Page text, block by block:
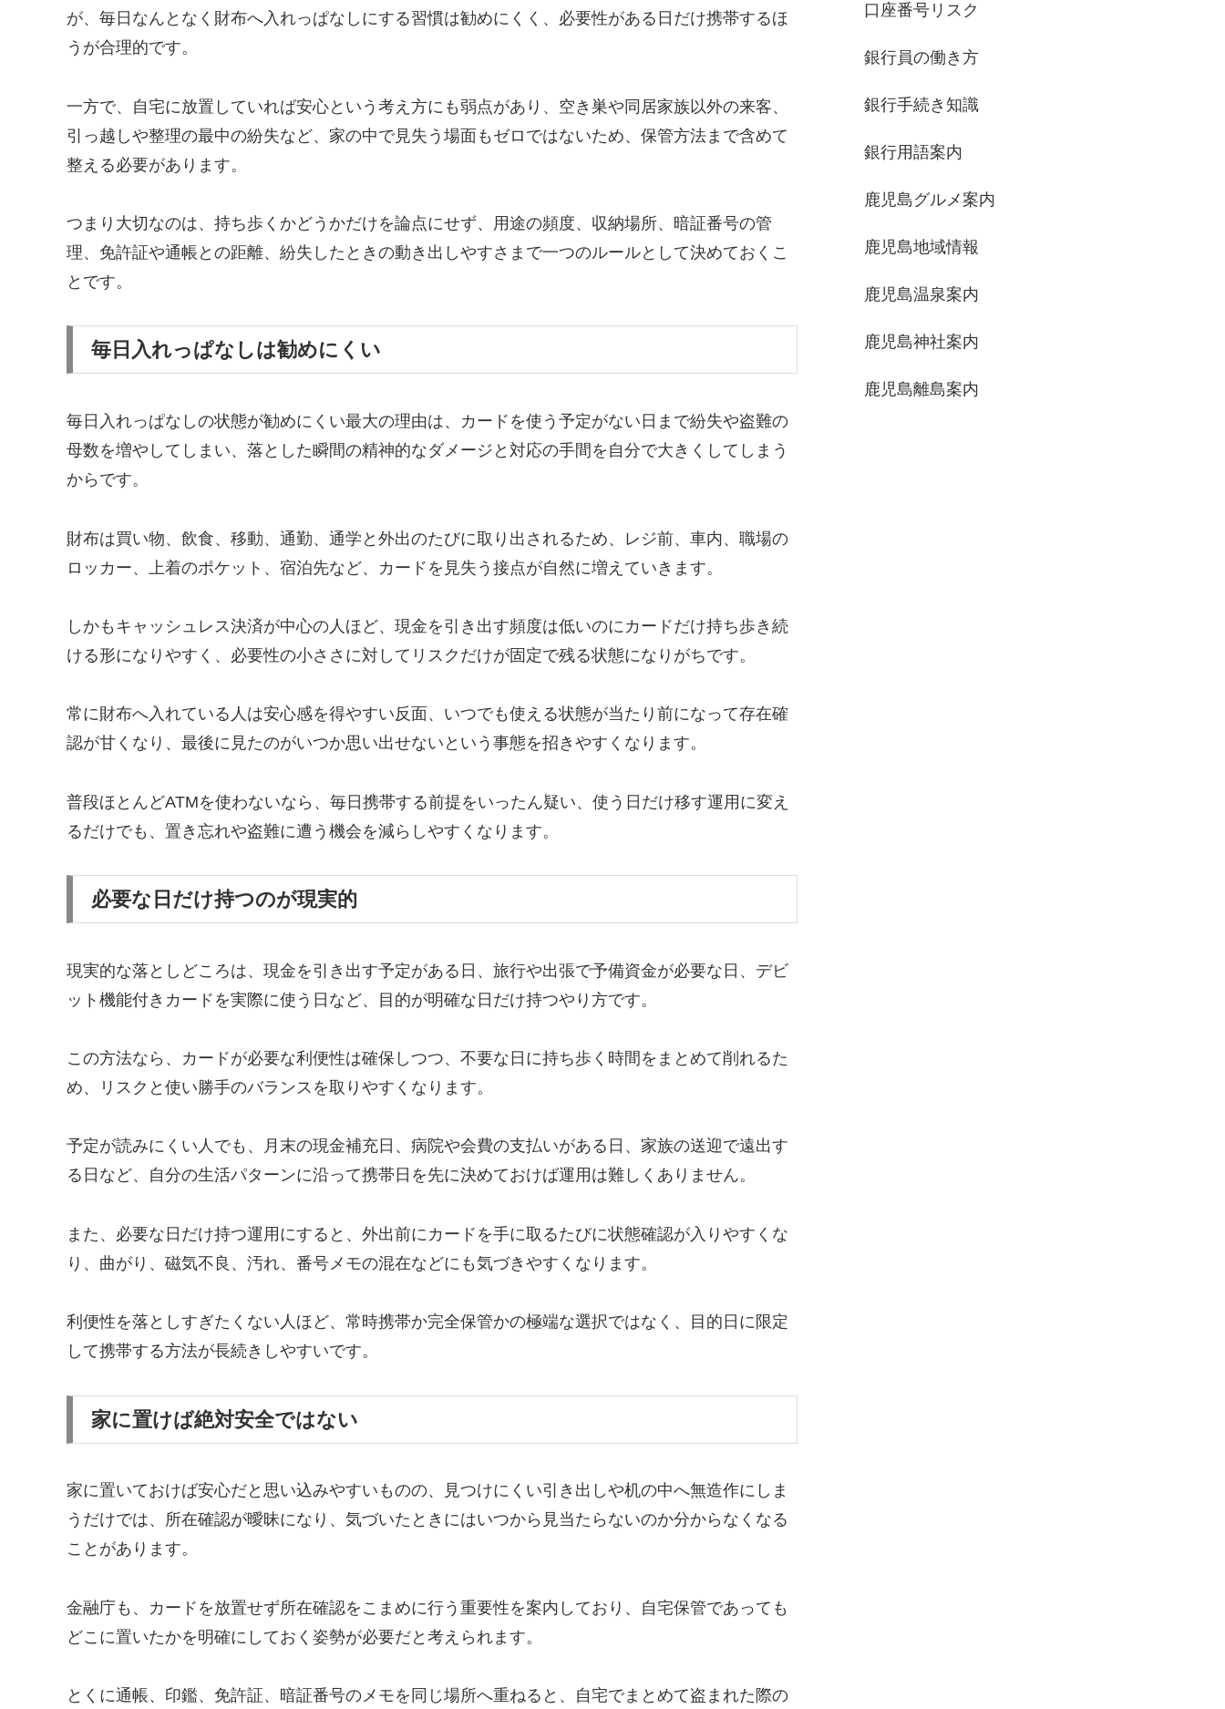
が、毎日なんとなく財布へ入れっぱなしにする習慣は勧めにくく、必要性がある日だけ携帯するほ
うが合理的です。
一方で、自宅に放置していれば安心という考え方にも弱点があり、空き巣や同居家族以外の来客、
引っ越しや整理の最中の紛失など、家の中で見失う場面もゼロではないため、保管方法まで含めて
整える必要があります。
つまり大切なのは、持ち歩くかどうかだけを論点にせず、用途の頻度、収納場所、暗証番号の管
理、免許証や通帳との距離、紛失したときの動き出しやすさまで一つのルールとして決めておくこ
とです。
毎日入れっぱなしは勧めにくい
毎日入れっぱなしの状態が勧めにくい最大の理由は、カードを使う予定がない日まで紛失や盗難の
母数を増やしてしまい、落とした瞬間の精神的なダメージと対応の手間を自分で大きくしてしまう
からです。
財布は買い物、飲食、移動、通勤、通学と外出のたびに取り出されるため、レジ前、車内、職場の
ロッカー、上着のポケット、宿泊先など、カードを見失う接点が自然に増えていきます。
しかもキャッシュレス決済が中心の人ほど、現金を引き出す頻度は低いのにカードだけ持ち歩き続
ける形になりやすく、必要性の小ささに対してリスクだけが固定で残る状態になりがちです。
常に財布へ入れている人は安心感を得やすい反面、いつでも使える状態が当たり前になって存在確
認が甘くなり、最後に見たのがいつか思い出せないという事態を招きやすくなります。
普段ほとんどATMを使わないなら、毎日携帯する前提をいったん疑い、使う日だけ移す運用に変え
るだけでも、置き忘れや盗難に遭う機会を減らしやすくなります。
必要な日だけ持つのが現実的
現実的な落としどころは、現金を引き出す予定がある日、旅行や出張で予備資金が必要な日、デビ
ット機能付きカードを実際に使う日など、目的が明確な日だけ持つやり方です。
この方法なら、カードが必要な利便性は確保しつつ、不要な日に持ち歩く時間をまとめて削れるた
め、リスクと使い勝手のバランスを取りやすくなります。
予定が読みにくい人でも、月末の現金補充日、病院や会費の支払いがある日、家族の送迎で遠出す
る日など、自分の生活パターンに沿って携帯日を先に決めておけば運用は難しくありません。
また、必要な日だけ持つ運用にすると、外出前にカードを手に取るたびに状態確認が入りやすくな
り、曲がり、磁気不良、汚れ、番号メモの混在などにも気づきやすくなります。
利便性を落としすぎたくない人ほど、常時携帯か完全保管かの極端な選択ではなく、目的日に限定
して携帯する方法が長続きしやすいです。
家に置けば絶対安全ではない
家に置いておけば安心だと思い込みやすいものの、見つけにくい引き出しや机の中へ無造作にしま
うだけでは、所在確認が曖昧になり、気づいたときにはいつから見当たらないのか分からなくなる
ことがあります。
金融庁も、カードを放置せず所在確認をこまめに行う重要性を案内しており、自宅保管であっても
どこに置いたかを明確にしておく姿勢が必要だと考えられます。
とくに通帳、印鑑、免許証、暗証番号のメモを同じ場所へ重ねると、自宅でまとめて盗まれた際の
口座番号リスク
銀行員の働き方
銀行手続き知識
銀行用語案内
鹿児島グルメ案内
鹿児島地域情報
鹿児島温泉案内
鹿児島神社案内
鹿児島離島案内